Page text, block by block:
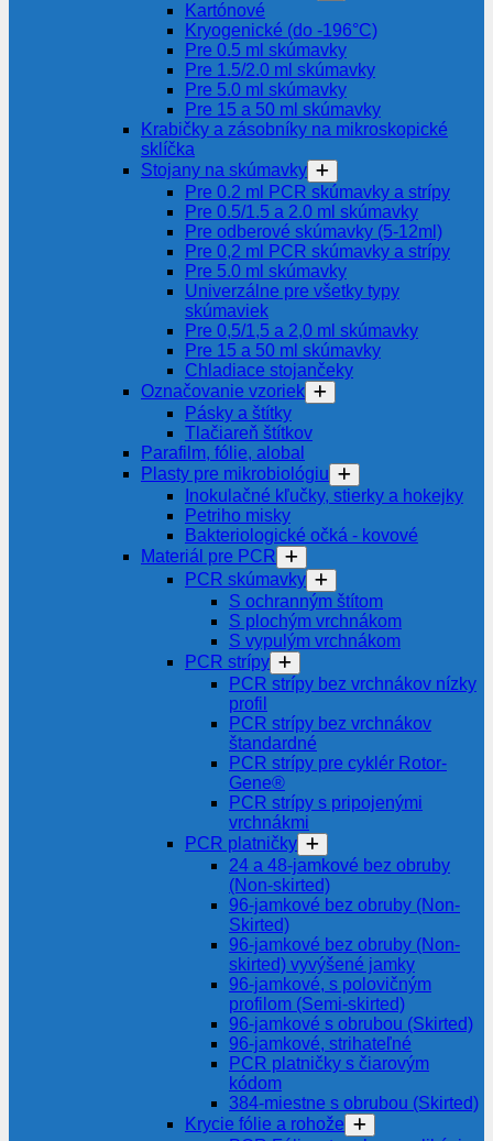
Kartónové
Kryogenické (do -196°C)
Pre 0.5 ml skúmavky
Pre 1.5/2.0 ml skúmavky
Pre 5.0 ml skúmavky
Pre 15 a 50 ml skúmavky
Krabičky a zásobníky na mikroskopické
sklíčka
Stojany na skúmavky
Pre 0.2 ml PCR skúmavky a strípy
Pre 0.5/1.5 a 2.0 ml skúmavky
Pre odberové skúmavky (5-12ml)
Pre 0,2 ml PCR skúmavky a strípy
Pre 5.0 ml skúmavky
Univerzálne pre všetky typy
skúmaviek
Pre 0,5/1,5 a 2,0 ml skúmavky
Pre 15 a 50 ml skúmavky
Chladiace stojančeky
Označovanie vzoriek
Pásky a štítky
Tlačiareň štítkov
Parafilm, fólie, alobal
Plasty pre mikrobiológiu
Inokulačné kľučky, stierky a hokejky
Petriho misky
Bakteriologické očká - kovové
Materiál pre PCR
PCR skúmavky
S ochranným štítom
S plochým vrchnákom
S vypulým vrchnákom
PCR strípy
PCR strípy bez vrchnákov nízky
profil
PCR strípy bez vrchnákov
štandardné
PCR strípy pre cyklér Rotor-
Gene®
PCR strípy s pripojenými
vrchnákmi
PCR platničky
24 a 48-jamkové bez obruby
(Non-skirted)
96-jamkové bez obruby (Non-
Skirted)
96-jamkové bez obruby (Non-
skirted) vyvýšené jamky
96-jamkové, s polovičným
profilom (Semi-skirted)
96-jamkové s obrubou (Skirted)
96-jamkové, strihateľné
PCR platničky s čiarovým
kódom
384-miestne s obrubou (Skirted)
Krycie fólie a rohože